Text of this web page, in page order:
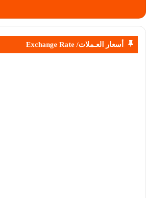
أسعار العـملات/ Exchange Rate